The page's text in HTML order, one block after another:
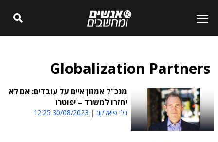
Globalization Partners
מנכ"ל אמזון איים על עובדים: אם לא
יחזרו למשרד – יפוטרו
גלי פיאלקוב 30/08/2023 12:25